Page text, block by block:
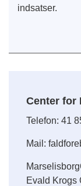
indsatser.
Center for
Telefon: 41
Mail:
Evald Krogs